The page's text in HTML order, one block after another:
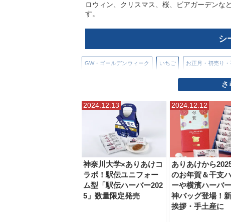
ロウィン、クリスマス、桜、ビアガーデンな
す。
シ
GW・ゴールデンウィーク いちご お正月・初売り・
春・桜
さ
2024.12.13
神奈川大学×ありあけコ
ラボ！駅伝ユニフォー
ム型「駅伝ハーバー202
5」数量限定発売
2024.12.12
ありあけから
のお年賀＆干支
ーや横濱ハーバ
神バッグ登場！
挨拶・手土産に